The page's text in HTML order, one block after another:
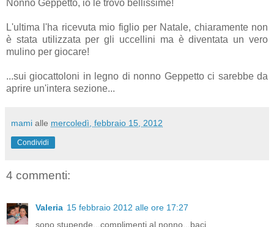
Nonno Geppetto, io le trovo bellissime!
L'ultima l'ha ricevuta mio figlio per Natale, chiaramente non
è stata utilizzata per gli uccellini ma è diventata un vero
mulino per giocare!
...sui giocattoloni in legno di nonno Geppetto ci sarebbe da
aprire un'intera sezione...
mami alle mercoledì, febbraio 15, 2012
Condividi
4 commenti:
Valeria 15 febbraio 2012 alle ore 17:27
sono stupende...complimenti al nonno...baci